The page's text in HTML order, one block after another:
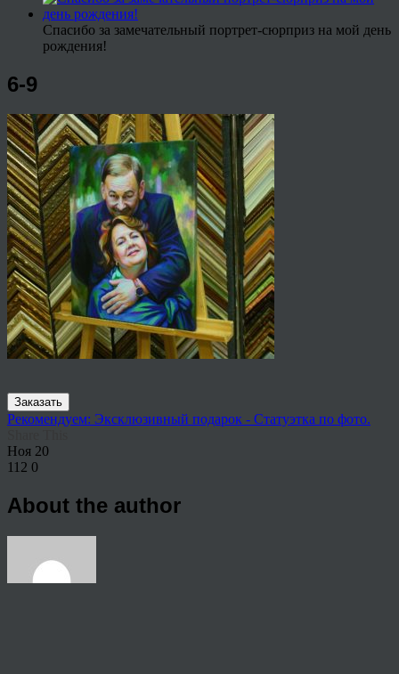
Спасибо за замечательный портрет-сюрприз на мой день
рождения!
6-9
Заказать
Рекомендуем: Эксклюзивный подарок - Статуэтка по фото.
Ноя 20
112 0
About the author